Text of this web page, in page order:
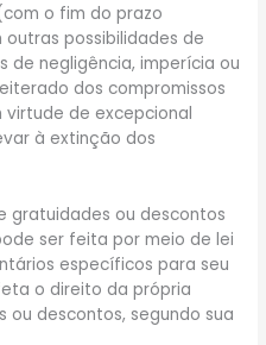
o fim do prazo
possibilidades de
de negligência, imperícia ou
dos compromissos
virtude de excepcional
à extinção dos
gratuidades ou descontos
ser feita por meio de lei
específicos para seu
o direito da própria
descontos, segundo sua